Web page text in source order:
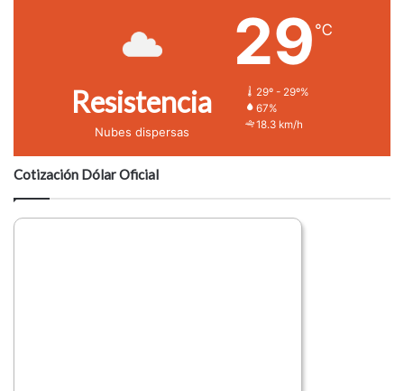
Resistencia
Nubes dispersas
29 ℃
29º - 29º%
67%
18.3 km/h
Cotización Dólar Oficial